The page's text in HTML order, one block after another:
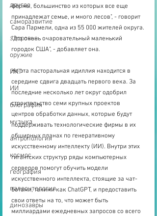
другое
саморазвитие
здоровье
оружие
ИКТ
ИИ
биография
музыка
антропология
космос
география
палеонтология
динозавры
фермы, большинство из которых все еще
принадлежат семье, и много лесов", - говорит
Сара Пармели, одна из 55 000 жителей округа.
"Это очень очаровательный маленький
городок США", - добавляет она.
Но эта пасторальная идиллия находится в
середине сдвига двадцать первого века. За
последние несколько лет округ одобрил
строительство семи крупных проектов
центров обработки данных, которые будут
поддерживать технологические фирмы в их
обширных планах по генеративному
искусственному интеллекту (ИИ). Внутри этих
гигантских структур ряды компьютерных
серверов помогут обучить модели
искусственного интеллекта, стоящие за чат-
ботами, такими как ChatGPT, и предоставить
свои ответы на то, что может быть
миллиардами ежедневных запросов со всего